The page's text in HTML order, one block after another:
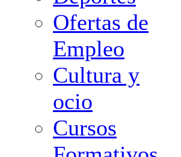
Ofertas de
Empleo
Cultura y
ocio
Cursos